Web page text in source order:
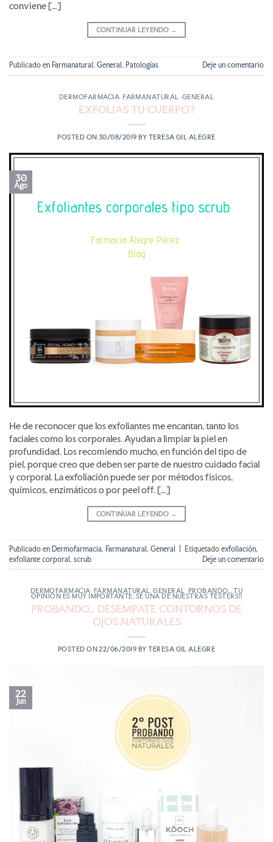
conviene […]
CONTINUAR LEYENDO →
Publicado en Farmanatural, General, Patologías Deje un comentario
DERMOFARMACIA ,FARMANATURAL GENERAL
EXFOLIAS TU CUERPO?
POSTED ON 30/08/2019 BY TERESA GIL ALEGRE
30
Ago
He de reconocer que los exfoliantes me encantan, tanto los
faciales como los corporales. Ayudan a limpiar la piel en
profundidad. Los recomiendo mucho, en función del tipo de
piel, porque creo que deben ser parte de nuestro cuidado facial
y corporal. La exfoliación puede ser por métodos físicos,
químicos, enzimáticos o por peel off. […]
CONTINUAR LEYENDO →
Publicado en Dermofarmacia, Farmanatural, General Etiquetado exfoliación,
exfoliante corporal, scrub Deje un comentario
DERMOFARMACIA, FARMANATURAL,GENERAL, PROBANDO... TU
OPINIÓN ES MUY IMPORTANTE: SÉ UNA DE NUESTRAS TESTERS!!
PROBANDO… DESEMPATE CONTORNOS DE
OJOS NATURALES
POSTED ON22/06/2019 BYTERESA GIL ALEGRE
22
Jun